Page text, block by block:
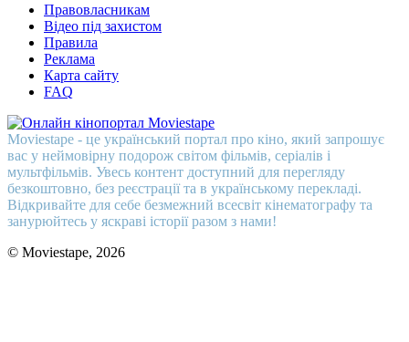
Правовласникам
Відео під захистом
Правила
Реклама
Карта сайту
FAQ
Moviestape - це український портал про кіно, який запрошує
вас у неймовірну подорож світом фільмів, серіалів і
мультфільмів. Увесь контент доступний для перегляду
безкоштовно, без реєстрації та в українському перекладі.
Відкривайте для себе безмежний всесвіт кінематографу та
занурюйтесь у яскраві історії разом з нами!
© Moviestape, 2026